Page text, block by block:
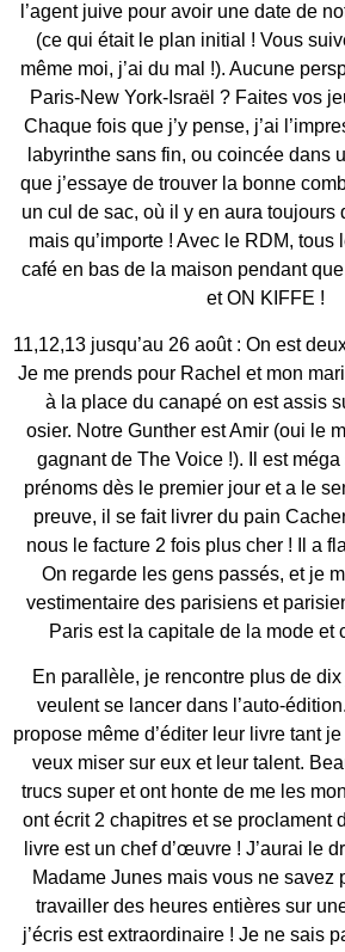
l’agent juive pour avoir une date de
(ce qui était le plan initial ! Vous
même moi, j’ai du mal !). Aucune
Paris-New York-Israël ? Faites vos
Chaque fois que j’y pense, j’ai
labyrinthe sans fin, ou coincée dans
que j’essaye de trouver la bonne
un cul de sac, où il y en aura
mais qu’importe ! Avec le RDM, tous
café en bas de la maison pendant
et ON KIFFE !
11,12,13 jusqu’au 26 août : On est
Je me prends pour Rachel et mon
à la place du canapé on est assis
osier. Notre Gunther est Amir (oui le
gagnant de The Voice !). Il est
prénoms dès le premier jour et a le
preuve, il se fait livrer du pain
nous le facture 2 fois plus cher ! Il a
On regarde les gens passés, et je
vestimentaire des parisiens et
Paris est la capitale de la mode et
En parallèle, je rencontre plus de
veulent se lancer dans l’auto-
propose même d’éditer leur livre tant
veux miser sur eux et leur talent.
trucs super et ont honte de me les
ont écrit 2 chapitres et se proclament
livre est un chef d’œuvre ! J’aurai le
Madame Junes mais vous ne savez
travailler des heures entières sur
j’écris est extraordinaire ! Je ne sais